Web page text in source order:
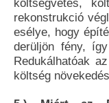
költségvetés,
rekonstrukció
esélye, hogy
derüljön fény,
Redukálhatóak
költség